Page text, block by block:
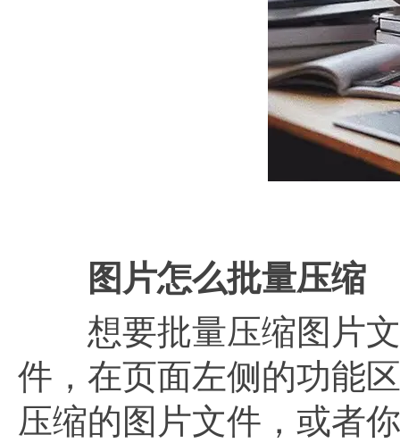
图片怎么批量压缩
想要批量压缩图片文
件，在页面左侧的功能
压缩的图片文件，或者